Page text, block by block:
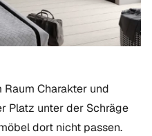
Charakter und
Platz unter der Schräge
dort nicht passen.